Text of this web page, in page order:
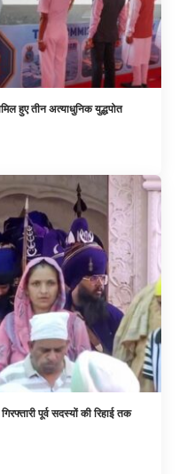
हुए तीन अत्याधुनिक युद्धपोत
पूर्व सदस्यों की रिहाई तक